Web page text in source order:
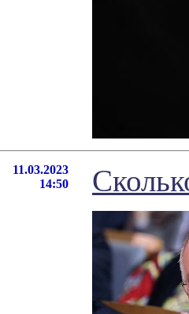
11.03.2023
14:50